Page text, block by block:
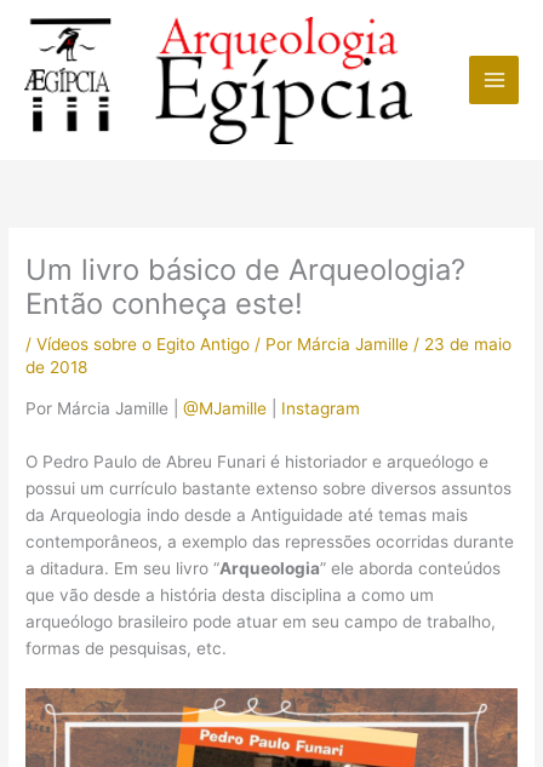
conteúdo
Um livro básico de Arqueologia?
Então conheça este!
/Vídeos sobre o Egito Antigo / Por Márcia Jamille / 23 de maio
de 2018
Por Márcia Jamille |@MJamille Instagram
O Pedro Paulo de Abreu Funari é historiador e arqueólogo e
possui um currículo bastante extenso sobre diversos assuntos
da Arqueologia indo desde a Antiguidade até temas mais
contemporâneos, a exemplo das repressões ocorridas durante
a ditadura. Em seu livro “Arqueologia” ele aborda conteúdos
que vão desde a história desta disciplina a como um
arqueólogo brasileiro pode atuar em seu campo de trabalho,
formas de pesquisas, etc.